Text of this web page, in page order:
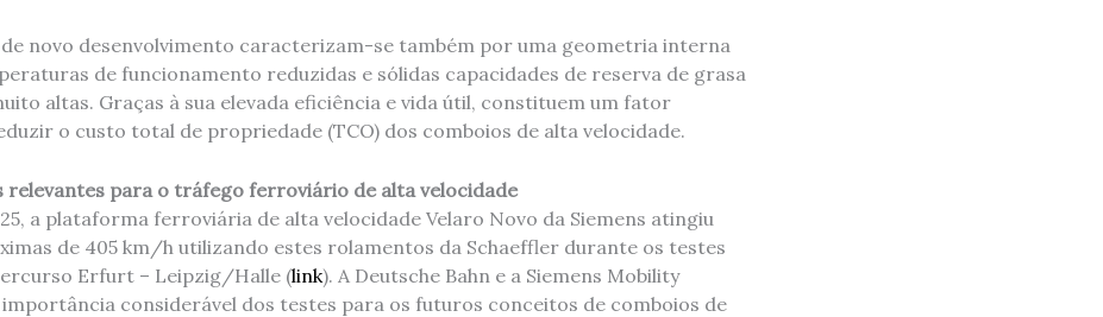
novo desenvolvimento caracterizam-se também por uma geometria interna
de funcionamento reduzidas e sólidas capacidades de reserva de grasa
altas. Graças à sua elevada eficiência e vida útil, constituem um fator
o custo total de propriedade (TCO) dos comboios de alta velocidade.
relevantes para o tráfego ferroviário de alta velocidade
a plataforma ferroviária de alta velocidade Velaro Novo da Siemens atingiu
de 405 km/h utilizando estes rolamentos da Schaeffler durante os testes
Erfurt – Leipzig/Halle (link). A Deutsche Bahn e a Siemens Mobility
considerável dos testes para os futuros conceitos de comboios de